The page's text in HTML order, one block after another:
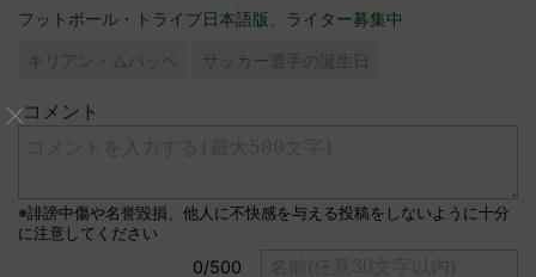
フットボール・トライブ日本語版、ライター募集中
キリアン・ムバッペ サッカー選手の誕生日